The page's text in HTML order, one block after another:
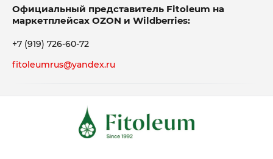
Официальный представитель Fitoleum на
маркетплейсах OZON и Wildberries:
+7 (919) 726-60-72
fitoleumrus@yandex.ru